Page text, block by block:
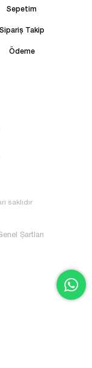
Sepetim
Sipariş Takip
Ödeme
saklıdır
Şartları